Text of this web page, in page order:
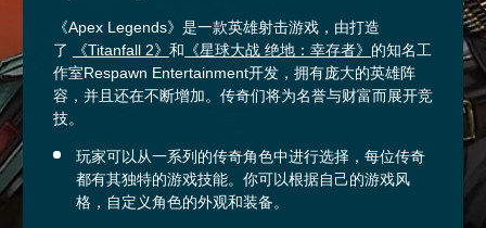
《Apex Legends》是一款英雄射击游戏，由打造
了
《Titanfall 2》 和 《星球大战 绝地：幸存者》 的知名工
作室Respawn Entertainment开发，拥有庞大的英雄阵
容，并且还在不断增加。传奇们将为名誉与财富而展开竞
技。
玩家可以从一系列的传奇角色中进行选择，每位传奇
都有其独特的游戏技能。你可以根据自己的游戏风
格，自定义角色的外观和装备。